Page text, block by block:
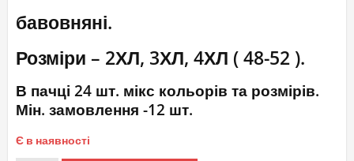
бавовняні.
Розміри – 2ХЛ, 3ХЛ, 4ХЛ ( 48-52 ).
В пачці 24 шт. мікс кольорів та розмірів.
Мін. замовлення -12 шт.
Є в наявності